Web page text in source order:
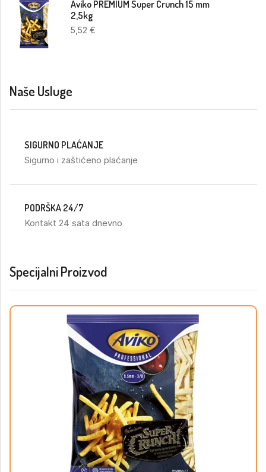
Aviko PREMIUM Super Crunch 15 mm
2,5kg
5,52€
Naše Usluge
SIGURNO PLAĆANJE
Sigurno i zaštićeno plaćanje
PODRŠKA 24/7
Kontakt 24 sata dnevno
Specijalni Proizvod